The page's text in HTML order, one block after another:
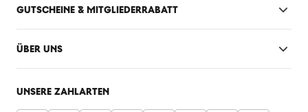
GUTSCHEINE & MITGLIEDERRABATT
ÜBER UNS
UNSERE ZAHLARTEN